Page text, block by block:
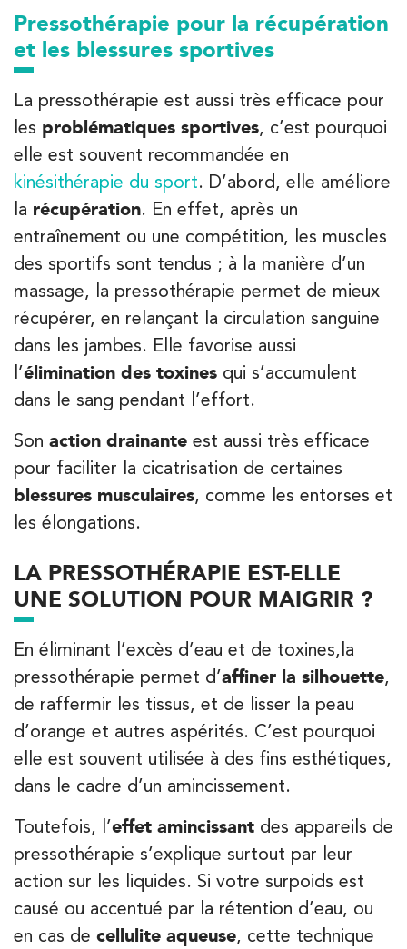
Pressothérapie pour la récupération
et les blessures sportives
La pressothérapie est aussi très efficace pour
les problématiques sportives, c’est pourquoi
elle est souvent recommandée en
kinésithérapie du sport. D’abord, elle améliore
la récupération. En effet, après un
entraînement ou une compétition, les muscles
des sportifs sont tendus ; à la manière d’un
massage, la pressothérapie permet de mieux
récupérer, en relançant la circulation sanguine
dans les jambes. Elle favorise aussi
l’élimination des toxines qui s’accumulent
dans le sang pendant l’effort.
Son action drainante est aussi très efficace
pour faciliter la cicatrisation de certaines
blessures musculaires, comme les entorses et
les élongations.
LA PRESSOTHÉRAPIE EST-ELLE
UNE SOLUTION POUR MAIGRIR ?
En éliminant l’excès d’eau et de toxines,la
pressothérapie permet d’affiner la silhouette,
de raffermir les tissus, et de lisser la peau
d’orange et autres aspérités. C’est pourquoi
elle est souvent utilisée à des fins esthétiques,
dans le cadre d’un amincissement.
Toutefois, l’effet amincissant des appareils de
pressothérapie s’explique surtout par leur
action sur les liquides. Si votre surpoids est
causé ou accentué par la rétention d’eau, ou
en cas de cellulite aqueuse, cette technique
68 Av. de Villiers 75017 Paris
68 Av. de Villiers 75017 Paris
01 44 90 90 40
PRENEZ RDV SUR
PRENEZ RDV SUR
IK Paris 8 – Saint Lazare
20 Rue de la Pépinière 75008 Paris
20 Rue de la Pépinière 75008 Paris
01 55 06 05 07
PRENEZ RDV SUR
Kinésithérapie
IK Vanves – 92
5 Rue Monge 92170 Vanves
5 Rue Monge 92170 Vanves
01 46 44 33 92
PRENEZ RDV SUR
PRENEZ RDV SUR
IK Paris 7 Saint Germain
199 Bd Saint-Germain 75007 Paris
199 Bd Saint-Germain 75007 Paris
01 43 25 10 20
Kinésithérapie
IK Bois Colombes – 92
Kinésithérapie